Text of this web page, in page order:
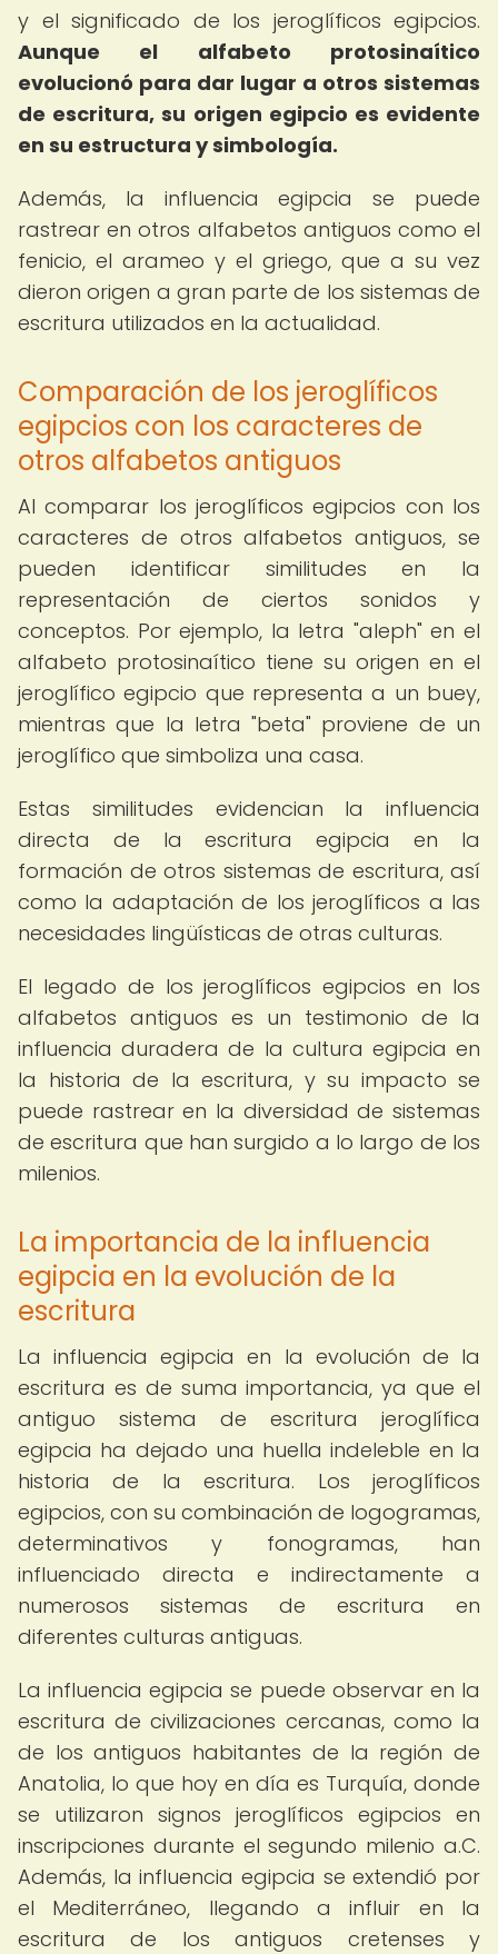
y el significado de los jeroglíficos egipcios.
Aunque el alfabeto protosinaítico
evolucionó para dar lugar a otros sistemas
de escritura, su origen egipcio es evidente
en su estructura y simbología.
Además, la influencia egipcia se puede
rastrear en otros alfabetos antiguos como el
fenicio, el arameo y el griego, que a su vez
dieron origen a gran parte de los sistemas de
escritura utilizados en la actualidad.
Comparación de los jeroglíficos
egipcios con los caracteres de
otros alfabetos antiguos
Al comparar los jeroglíficos egipcios con los
caracteres de otros alfabetos antiguos, se
pueden identificar similitudes en la
representación de ciertos sonidos y
conceptos. Por ejemplo, la letra "aleph" en el
alfabeto protosinaítico tiene su origen en el
jeroglífico egipcio que representa a un buey,
mientras que la letra "beta" proviene de un
jeroglífico que simboliza una casa.
Estas similitudes evidencian la influencia
directa de la escritura egipcia en la
formación de otros sistemas de escritura, así
como la adaptación de los jeroglíficos a las
necesidades lingüísticas de otras culturas.
El legado de los jeroglíficos egipcios en los
alfabetos antiguos es un testimonio de la
influencia duradera de la cultura egipcia en
la historia de la escritura, y su impacto se
puede rastrear en la diversidad de sistemas
de escritura que han surgido a lo largo de los
milenios.
La importancia de la influencia
egipcia en la evolución de la
escritura
La influencia egipcia en la evolución de la
escritura es de suma importancia, ya que el
antiguo sistema de escritura jeroglífica
egipcia ha dejado una huella indeleble en la
historia de la escritura. Los jeroglíficos
egipcios, con su combinación de logogramas,
determinativos y fonogramas, han
influenciado directa e indirectamente a
numerosos sistemas de escritura en
diferentes culturas antiguas.
La influencia egipcia se puede observar en la
escritura de civilizaciones cercanas, como la
de los antiguos habitantes de la región de
Anatolia, lo que hoy en día es Turquía, donde
se utilizaron signos jeroglíficos egipcios en
inscripciones durante el segundo milenio a.C.
Además, la influencia egipcia se extendió por
el Mediterráneo, llegando a influir en la
escritura de los antiguos cretenses y